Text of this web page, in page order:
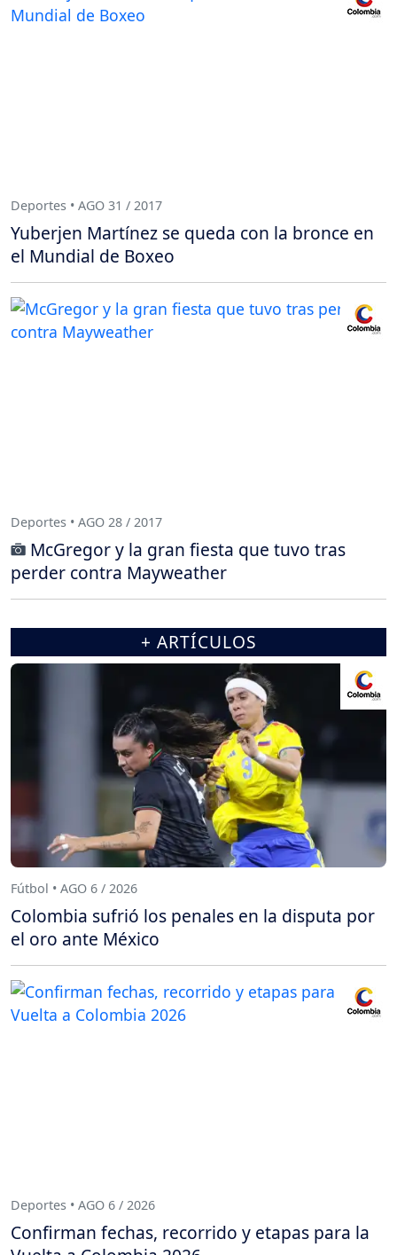
Deportes • AGO 31 / 2017
Yuberjen Martínez se queda con la bronce en
el Mundial de Boxeo
Deportes • AGO 28 / 2017
McGregor y la gran fiesta que tuvo tras
perder contra Mayweather
+ ARTÍCULOS
Fútbol • AGO 6 / 2026
Colombia sufrió los penales en la disputa por
el oro ante México
Deportes • AGO 6 / 2026
Confirman fechas, recorrido y etapas para la